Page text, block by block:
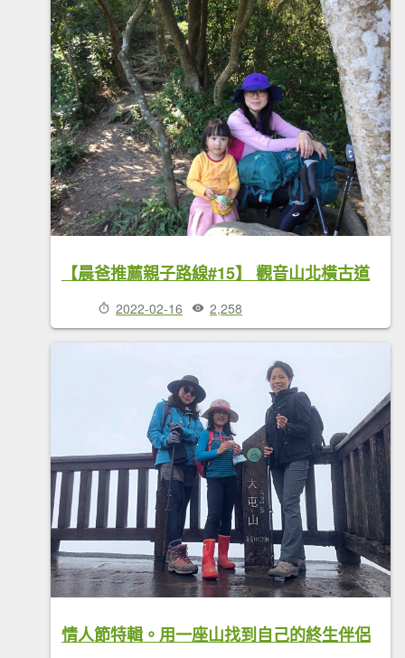
【晨爸推薦親子路線#15】 觀音山北橫古道
2022-02-16 2,258
情人節特輯。用一座山找到自己的終生伴侶